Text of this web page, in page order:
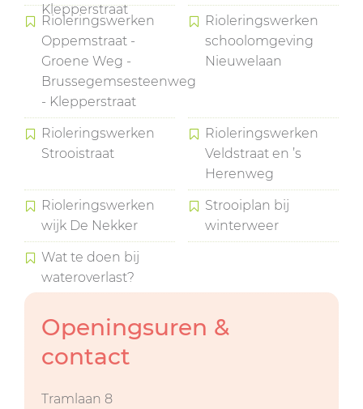
Klepperstraat
Rioleringswerken
Oppemstraat -
Groene Weg -
Brussegemsesteenweg
- Klepperstraat
Rioleringswerken
schoolomgeving
Nieuwelaan
Rioleringswerken
Strooistraat
Rioleringswerken
Veldstraat en ’s
Herenweg
Rioleringswerken
wijk De Nekker
Strooiplan bij
winterweer
Wat te doen bij
wateroverlast?
Openingsuren &
contact
Tramlaan 8